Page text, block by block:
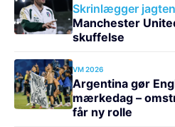
Skrinlægger
Manchester
skuffelse
VM 2026
Argentina gør
mærkedag –
får ny rolle